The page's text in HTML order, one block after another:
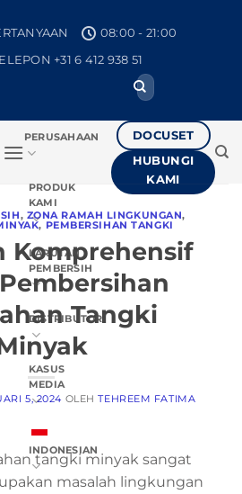
08:00 - 21:00
+31 6 412 938 51
Cari:
PERUSAHAAN
PRODUK
KAMI
LARUTAN
PEMBERSIH
DISTRIBUTOR
KASUS
MEDIA
INDONESIAN
DOCUSET
HUBUNGI
KAMI
, ZONA RAMAH LINGKUNGAN,
, PEMBERSIHAN TANGKI
Komprehensif
Tangki
5, 2024 OLEHTEHREEM FATIMA
tangki minyak sangat
masalah lingkungan